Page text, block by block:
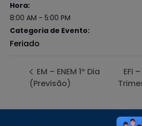
Hora:
8:00 AM - 5:00 PM
Categoria de Evento:
Feriado
EM – ENEM 1º Dia
(Previsão)
EFI